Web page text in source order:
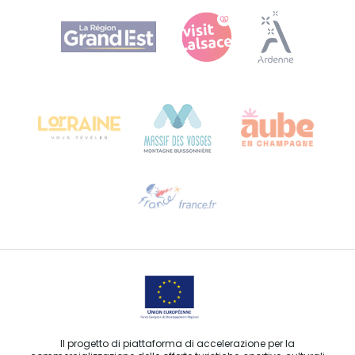
Agence Régionale du Tourisme Grand Est
Bureau de Colmar (sede operativa)
Contattaci per e-mail
Il progetto di piattaforma di accelerazione per la